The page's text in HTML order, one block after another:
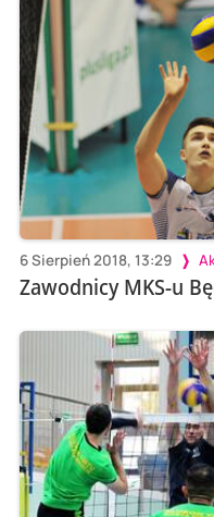
6 Sierpień 2018, 13:29
Zawodnicy MKS-u